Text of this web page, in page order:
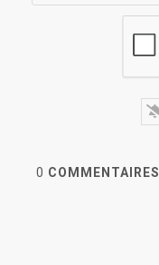
0 COMMENTAIRES